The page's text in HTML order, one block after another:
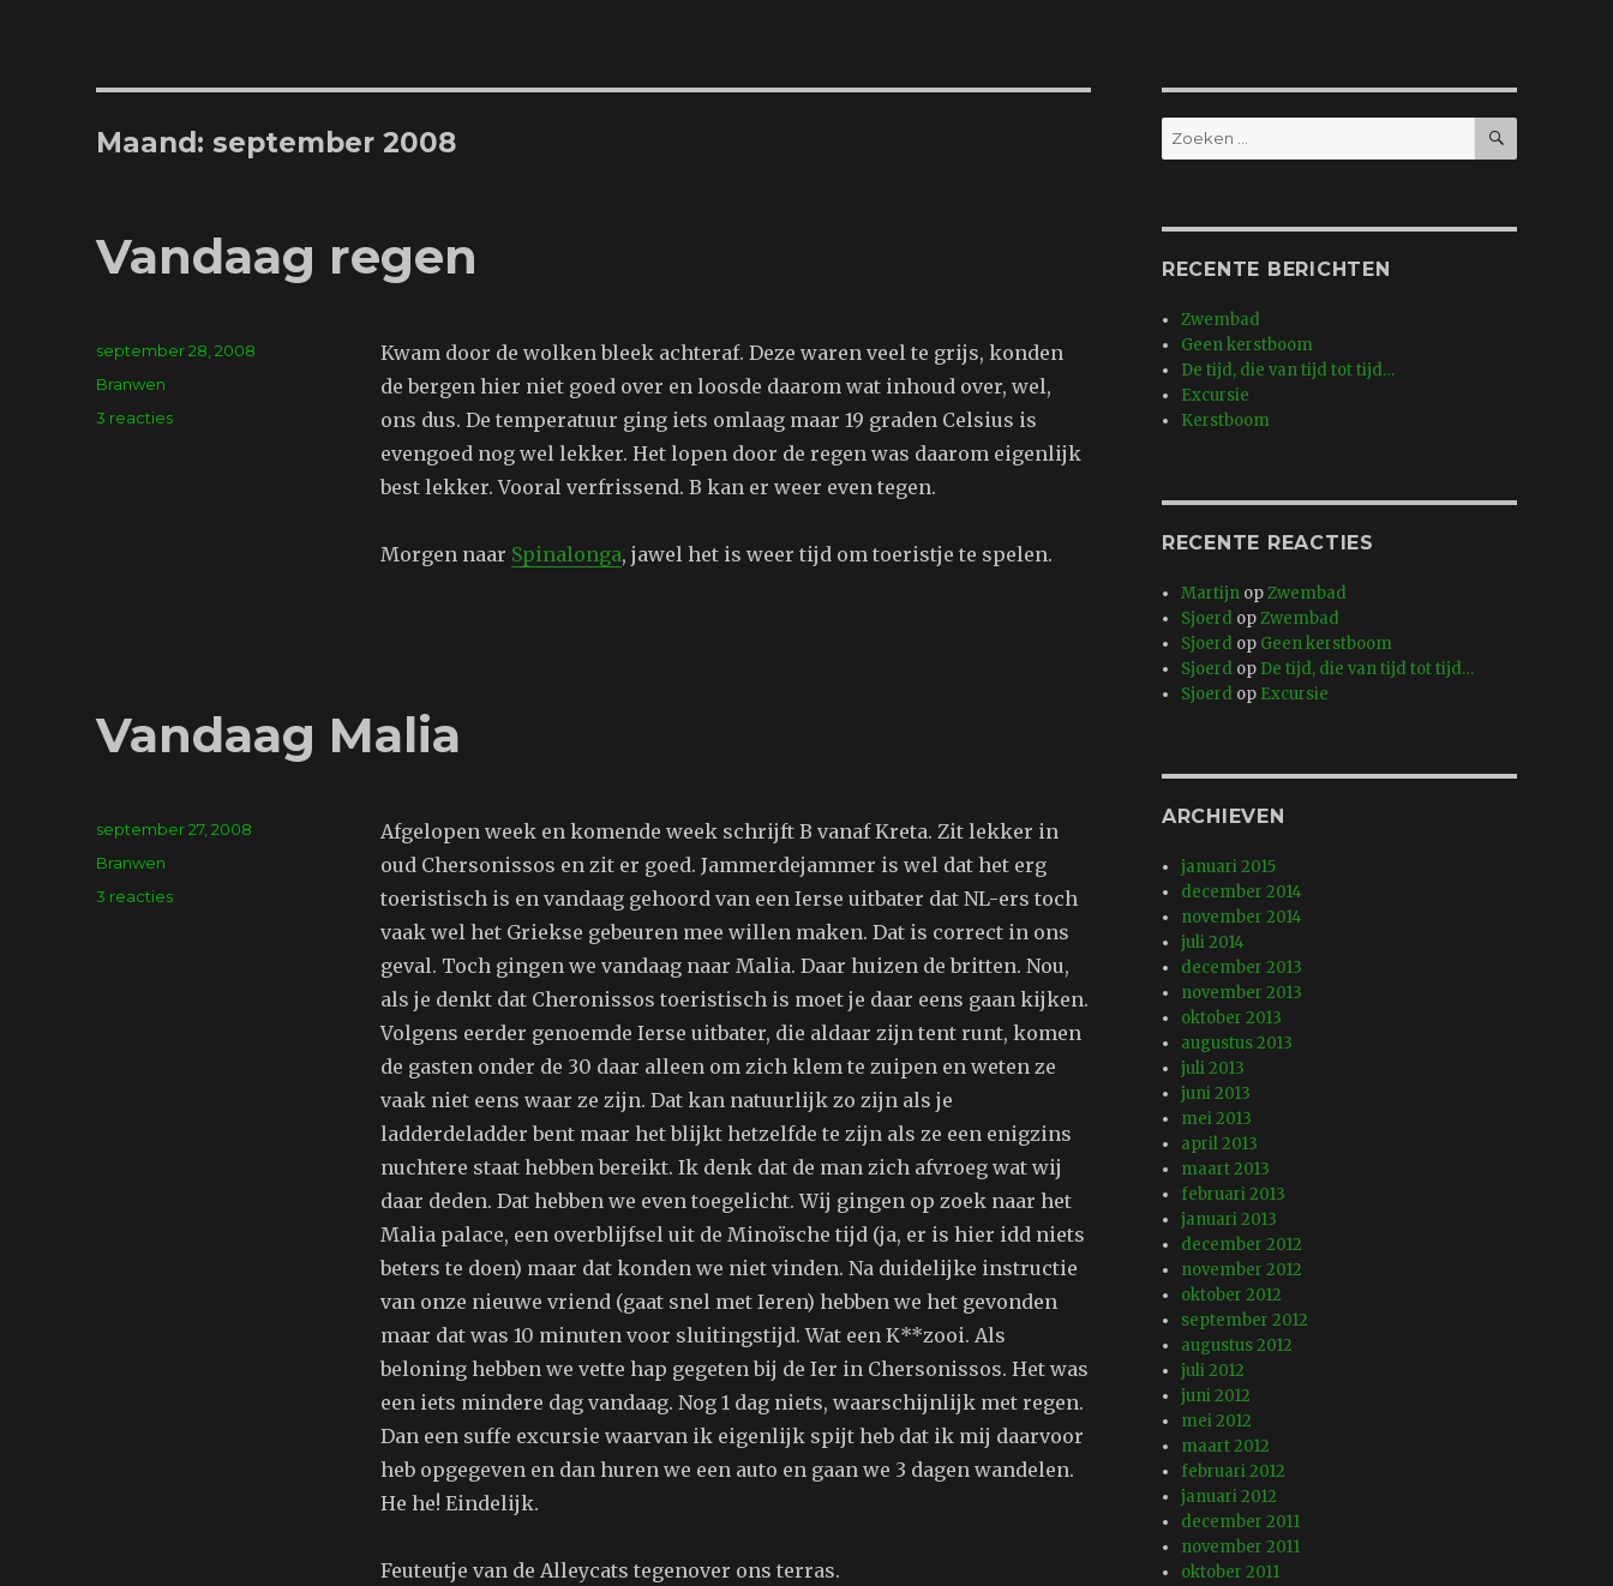
Maand: september 2008
Vandaag regen
Kwam door de wolken bleek achteraf. Deze waren veel te grijs, konden
de bergen hier niet goed over en loosde daarom wat inhoud over, wel,
ons dus. De temperatuur ging iets omlaag maar 19 graden Celsius is
evengoed nog wel lekker. Het lopen door de regen was daarom eigenlijk
best lekker. Vooral verfrissend. B kan er weer even tegen.
Morgen naar Spinalonga, jawel het is weer tijd om toeristje te spelen.
Geplaatst
september 28, 2008
Tags
Branwen
3 reactiesop
Vandaag Malia
Afgelopen week en komende week schrijft B vanaf Kreta. Zit lekker in
oud Chersonissos en zit er goed. Jammerdejammer is wel dat het erg
toeristisch is en vandaag gehoord van een Ierse uitbater dat NL-ers toch
vaak wel het Griekse gebeuren mee willen maken. Dat is correct in ons
geval. Toch gingen we vandaag naar Malia. Daar huizen de britten. Nou,
als je denkt dat Cheronissos toeristisch is moet je daar eens gaan kijken.
Volgens eerder genoemde Ierse uitbater, die aldaar zijn tent runt, komen
de gasten onder de 30 daar alleen om zich klem te zuipen en weten ze
vaak niet eens waar ze zijn. Dat kan natuurlijk zo zijn als je
ladderdeladder bent maar het blijkt hetzelfde te zijn als ze een enigzins
nuchtere staat hebben bereikt. Ik denk dat de man zich afvroeg wat wij
daar deden. Dat hebben we even toegelicht. Wij gingen op zoek naar het
Malia palace, een overblijfsel uit de Minoïsche tijd (ja, er is hier idd niets
beters te doen) maar dat konden we niet vinden. Na duidelijke instructie
van onze nieuwe vriend (gaat snel met Ieren) hebben we het gevonden
maar dat was 10 minuten voor sluitingstijd. Wat een K**zooi. Als
beloning hebben we vette hap gegeten bij de Ier in Chersonissos. Het was
een iets mindere dag vandaag. Nog 1 dag niets, waarschijnlijk met regen.
Dan een suffe excursie waarvan ik eigenlijk spijt heb dat ik mij daarvoor
heb opgegeven en dan huren we een auto en gaan we 3 dagen wandelen.
He he! Eindelijk.
Feuteutje van de Alleycats tegenover ons terras.
Geplaatst
september 27, 2008
Tags
Branwen
3 reactiesop
Zoeken
naar:
ZOEKEN
RECENTE BERICHTEN
Zwembad
Geen kerstboom
De tijd, die van tijd tot tijd…
Excursie
Kerstboom
RECENTE REACTIES
Martijn opZwembad
Sjoerd opZwembad
Sjoerd op Geen kerstboom
Sjoerd op De tijd, die van tijd tot tijd…
Sjoerd op Excursie
ARCHIEVEN
januari 2015
december 2014
november 2014
juli 2014
december 2013
november 2013
oktober 2013
augustus 2013
juli 2013
juni 2013
mei 2013
april 2013
maart 2013
februari 2013
januari 2013
december 2012
november 2012
oktober 2012
september 2012
augustus 2012
juli 2012
juni 2012
mei 2012
maart 2012
februari 2012
januari 2012
december 2011
november 2011
oktober 2011